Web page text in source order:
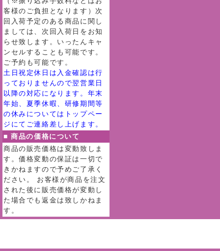
客様のご負担となります）次
回入荷予定のある商品に関し
ましては、次回入荷日をお知
らせ致します。いったんキャ
ンセルすることも可能です。
ご予約も可能です。
土日祝定休日は入金確認は行
っておりませんので翌営業日
以降の対応になります。年末
年始、夏季休暇、研修期間等
の休みについてはトップペー
ジにてご連絡差し上げます。
■ 商品の価格について
商品の販売価格は変動致しま
す。価格変動の保証は一切で
きかねますので予めご了承く
ださい。 お客様が商品を注文
された後に販売価格が変動し
た場合でも返金は致しかねま
す。